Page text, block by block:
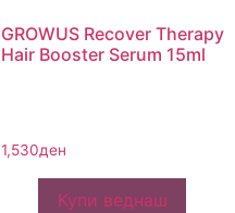
GROWUS Recover Therapy
Hair Booster Serum 15ml
1,530ден
Купи веднаш